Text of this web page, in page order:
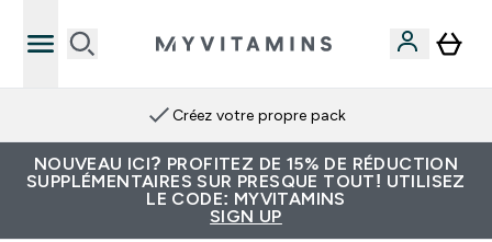
Créez votre propre pack
NOUVEAU ICI? PROFITEZ DE 15% DE RÉDUCTION
SUPPLÉMENTAIRES SUR PRESQUE TOUT! UTILISEZ
LE CODE: MYVITAMINS
SIGN UP